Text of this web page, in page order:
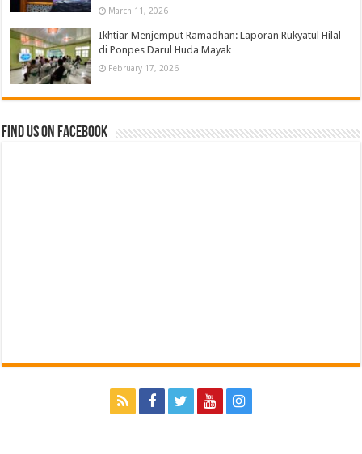
March 11, 2026
Ikhtiar Menjemput Ramadhan: Laporan Rukyatul Hilal
di Ponpes Darul Huda Mayak
February 17, 2026
Find us on Facebook